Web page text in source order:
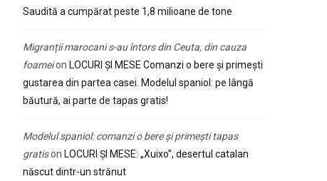
Saudită a cumpărat peste 1,8 milioane de tone
Migranții marocani s-au întors din Ceuta, din cauza
foameion LOCURI ȘI MESE Comanzi o bere și primești
gustarea din partea casei. Modelul spaniol: pe lângă
băutură, ai parte de tapas gratis!
Modelul spaniol: comanzi o bere și primești tapas
gratison LOCURI ȘI MESE: „Xuixo”, desertul catalan
născut dintr-un strănut